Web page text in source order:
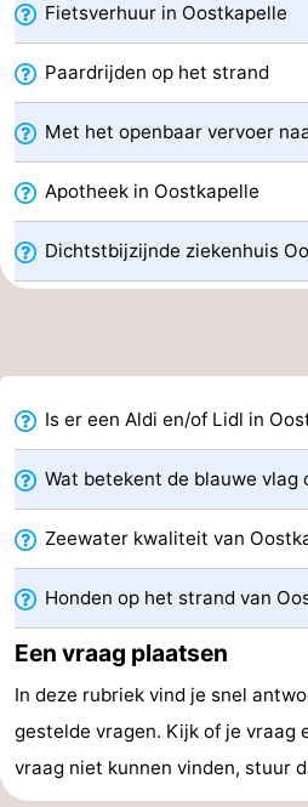
van
Schouwen
Veere
-
Natuur
Oranjezon
-
Natuur
de
Mantelingen
-
Domburg
-
Westkapelle
-
Walcherse
bos
Dishoek
-
Vlissingen
-
Vlaanderen
-
Nieuwvliet
-
Sluis
-
Cadzand
-
Natuur
Weer
Fietsverhuur in Oostkapelle
Paardrijden op het strand
Met het openbaar vervoer
Apotheek in Oostkapelle
Dichtstbijzijnde ziekenhuis
Is er een Aldi en/of Lidl in
Wat betekent de blauwe vlag
Zeewater kwaliteit van
Honden op het strand van
Een vraag plaatsen
In deze rubriek vind je snel
gestelde vragen. Kijk of je vraag
vraag niet kunnen vinden, stuur